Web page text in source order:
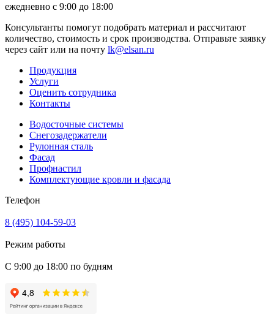
ежедневно с 9:00 до 18:00
Консультанты помогут подобрать материал и рассчитают
количество, стоимость и срок производства. Отправьте заявку
через сайт или на почту lk@elsan.ru
Продукция
Услуги
Оценить сотрудника
Контакты
Водосточные системы
Снегозадержатели
Рулонная сталь
Фасад
Профнастил
Комплектующие кровли и фасада
Телефон
8 (495) 104-59-03
Режим работы
С 9:00 до 18:00 по будням